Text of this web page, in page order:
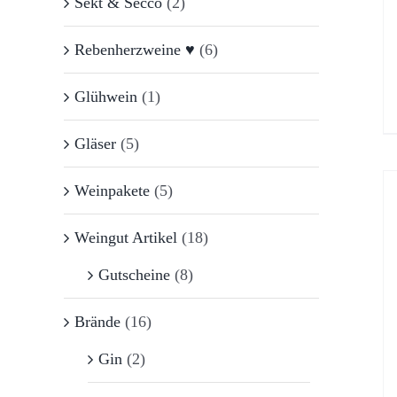
Rebenherzweine ♥ (6)
Glühwein (1)
Gläser (5)
Weinpakete (5)
Weingut Artikel (18)
Gutscheine (8)
Brände (16)
Gin (2)